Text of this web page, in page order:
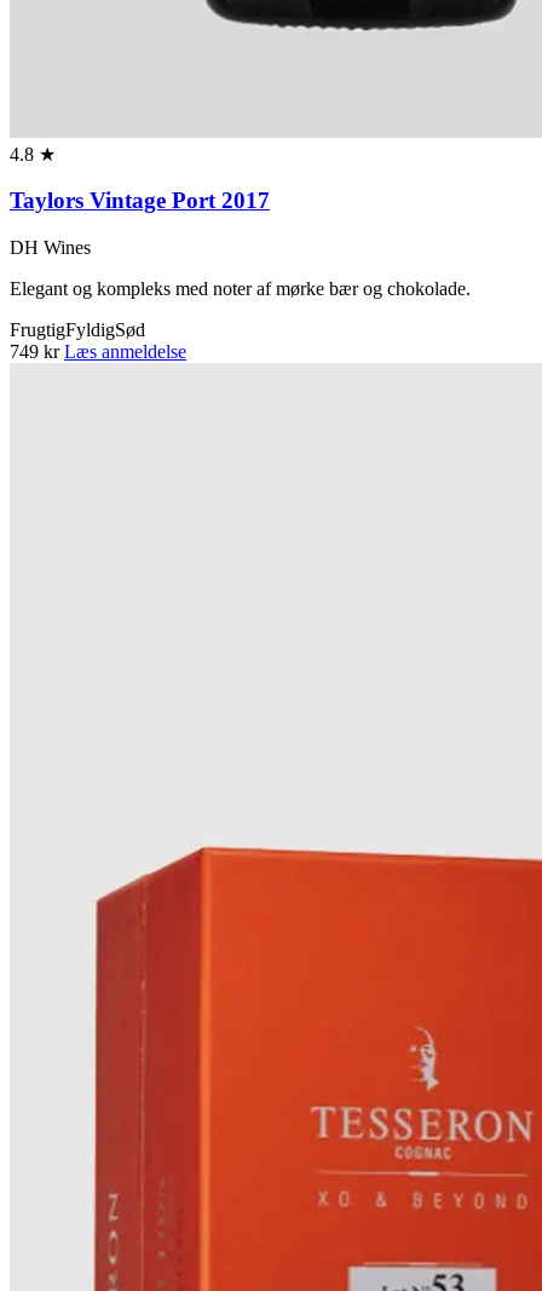
4.8 ★
Taylors Vintage Port 2017
DH Wines
Elegant og kompleks med noter af mørke bær og chokolade.
FrugtigFyldigSød
749 kr Læs anmeldelse